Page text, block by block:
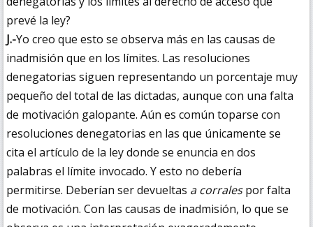
prevé la ley?
J.-Yo creo que esto se observa más en las causas de
inadmisión que en los límites. Las resoluciones
denegatorias siguen representando un porcentaje muy
pequeño del total de las dictadas, aunque con una falta
de motivación galopante. Aún es común toparse con
resoluciones denegatorias en las que únicamente se
cita el artículo de la ley donde se enuncia en dos
palabras el límite invocado. Y esto no debería
permitirse. Deberían ser devueltas a corralespor falta
de motivación. Con las causas de inadmisión, lo que se